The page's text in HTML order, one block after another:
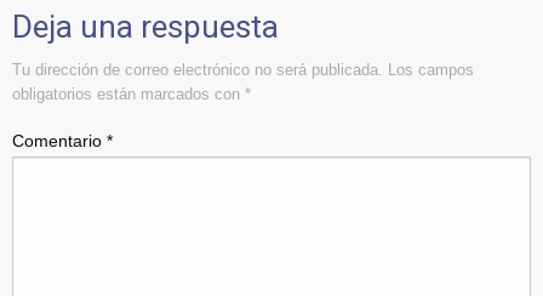
Deja una respuesta
Tu dirección de correo electrónico no será publicada.
Los campos
obligatorios están marcados con *
Comentario *